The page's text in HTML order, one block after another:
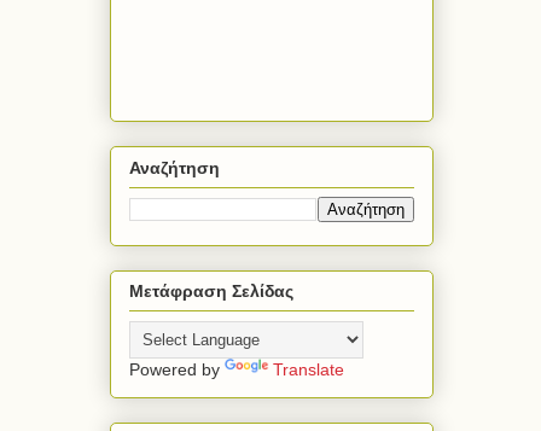
Αναζήτηση
Μετάφραση Σελίδας
Powered by Translate